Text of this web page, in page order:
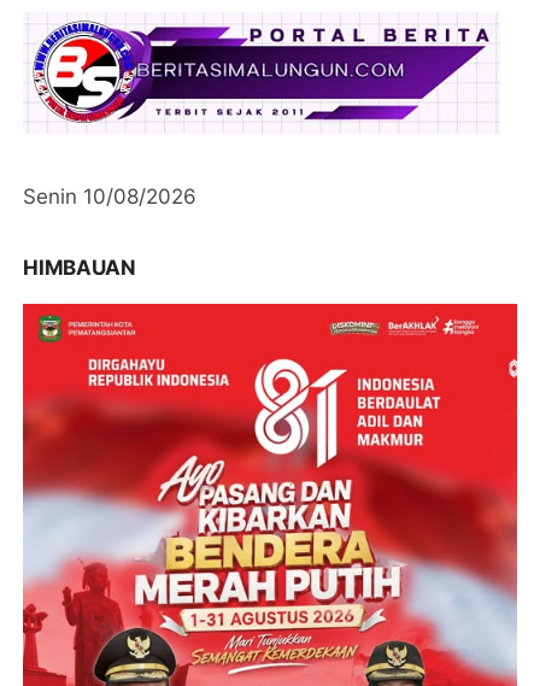
Senin 10/08/2026
HIMBAUAN